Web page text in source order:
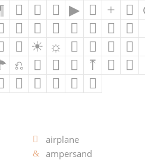
airplane
ampersand